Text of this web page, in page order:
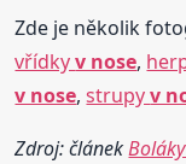
Zde je několik
vřídkyv nose,
v nose,strupyv
Zdroj: článek